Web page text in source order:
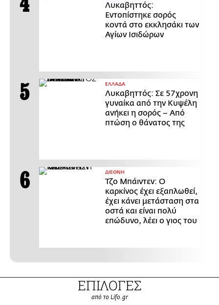
Λυκαβηττός:
Εντοπίστηκε σορός
κοντά στο εκκλησάκι των
Αγίων Ισιδώρων
ΕΛΛΑΔΑ
Λυκαβηττός: Σε 57χρονη
γυναίκα από την Κυψέλη
ανήκει η σορός – Από
πτώση ο θάνατος της
ΔΙΕΘΝΗ
Τζο Μπάιντεν: Ο
καρκίνος έχει εξαπλωθεί,
έχει κάνει μετάσταση στα
οστά και είναι πολύ
επώδυνο, λέει ο γιος του
ΕΠΙΛΟΓΕΣ
από το Lifo.gr